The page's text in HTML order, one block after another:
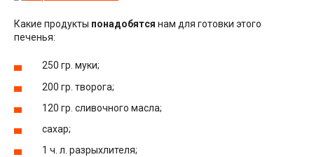
Какие продукты понадобятся нам для готовки этого
печенья:
250 гр. муки;
200 гр. творога;
120 гр. сливочного масла;
сахар;
1 ч. л. разрыхлителя;